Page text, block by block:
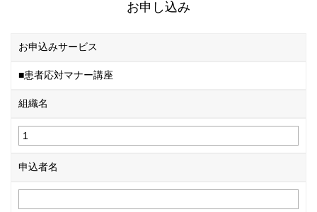
お申し込み
お申込みサービス
■患者応対マナー講座
組織名
申込者名